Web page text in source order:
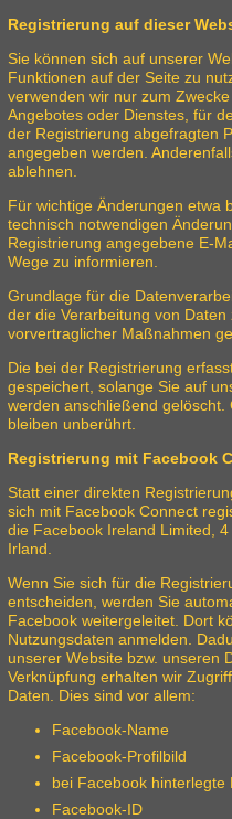
Registrierung auf dieser
Sie können sich auf unserer
Funktionen auf der Seite zu
verwenden wir nur zum
Angebotes oder Dienstes, für
der Registrierung abgefragten
angegeben werden.
ablehnen.
Für wichtige Änderungen etwa
technisch notwendigen
Registrierung angegebene E-
Wege zu informieren.
Grundlage für die
der die Verarbeitung von
vorvertraglicher Maßnahmen
Die bei der Registrierung
gespeichert, solange Sie auf
werden anschließend gelöscht.
bleiben unberührt.
Registrierung mit Facebook
Statt einer direkten
sich mit Facebook Connect
die Facebook Ireland Limited,
Irland.
Wenn Sie sich für die
entscheiden, werden Sie
Facebook weitergeleitet. Dort
Nutzungsdaten anmelden.
unserer Website bzw. unseren
Verknüpfung erhalten wir
Daten. Dies sind vor allem:
Facebook-Name
Facebook-Profilbild
bei Facebook hinterlegte
Facebook-ID